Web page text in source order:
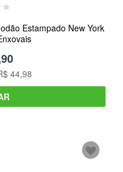
Estampado New York
44,98